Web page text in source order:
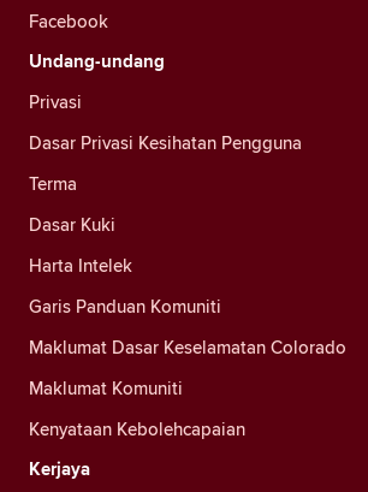
Facebook
Undang-undang
Privasi
Dasar Privasi Kesihatan Pengguna
Terma
Dasar Kuki
Harta Intelek
Garis Panduan Komuniti
Maklumat Dasar Keselamatan Colorado
Maklumat Komuniti
Kenyataan Kebolehcapaian
Kerjaya